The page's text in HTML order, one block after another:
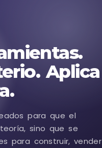
Aplica
para que el
sino que se
para construir, vender